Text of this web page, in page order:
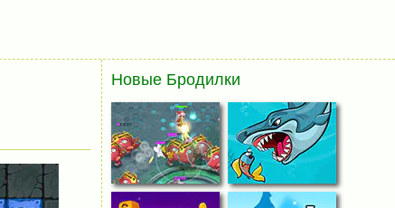
Новые Бродилки